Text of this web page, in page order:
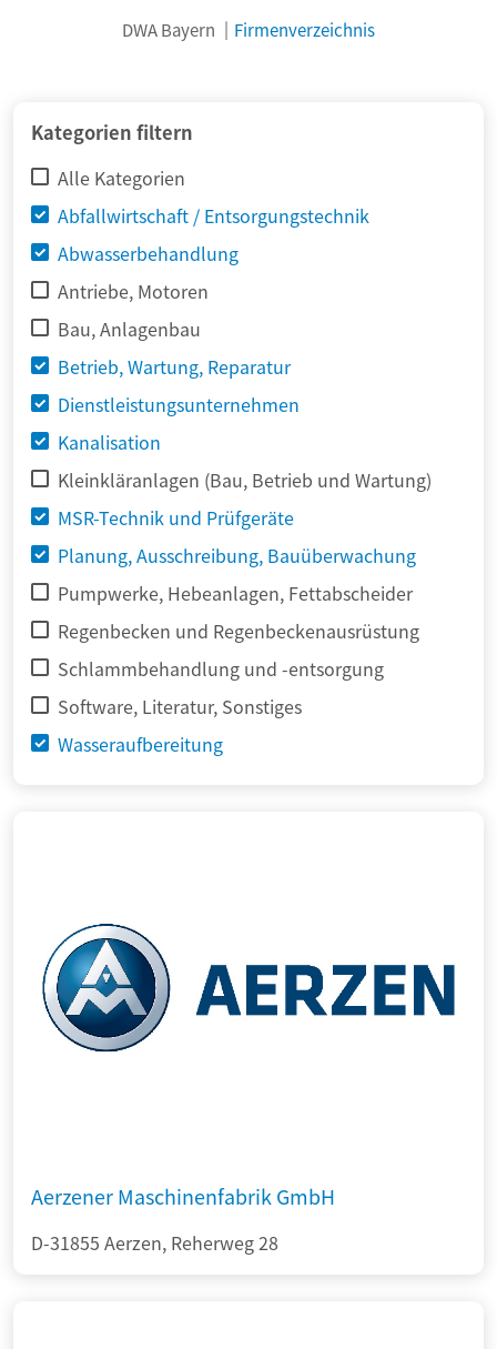
DWA Bayern Firmenverzeichnis
Kategorien filtern
Alle Kategorien
Abfallwirtschaft / Entsorgungstechnik
Abwasserbehandlung
Antriebe, Motoren
Bau, Anlagenbau
Betrieb, Wartung, Reparatur
Dienstleistungsunternehmen
Kanalisation
Kleinkläranlagen (Bau, Betrieb und Wartung)
MSR-Technik und Prüfgeräte
Planung, Ausschreibung, Bauüberwachung
Pumpwerke, Hebeanlagen, Fettabscheider
Regenbecken und Regenbeckenausrüstung
Schlammbehandlung und -entsorgung
Software, Literatur, Sonstiges
Wasseraufbereitung
Aerzener Maschinenfabrik GmbH
D-31855 Aerzen, Reherweg 28